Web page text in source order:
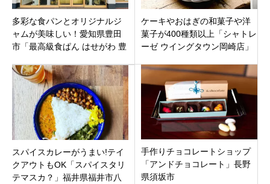
多彩な食パンとオリジナルジ
ャムが美味しい！愛知県豊田
市「最高級食ぱん はせがわ 豊
ケーキやおはぎの和菓子や洋
菓子が400種類以上「シャトレ
ーゼ ウイングタウン岡崎店」
ン！
スパイスカレーがうまい!テイ
クアウトもOK「スパイスタリ
テマスカ？」福井県福井市八
手作りチョコレートショップ
「アンドチョコレート」長野
県須坂市